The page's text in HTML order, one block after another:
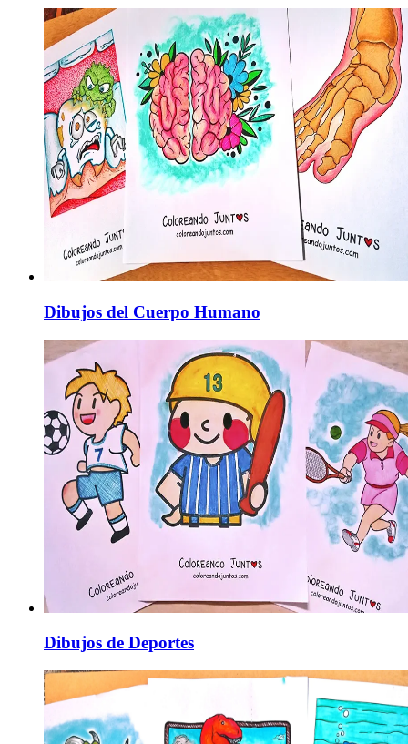
Dibujos del Cuerpo Humano
Dibujos de Deportes